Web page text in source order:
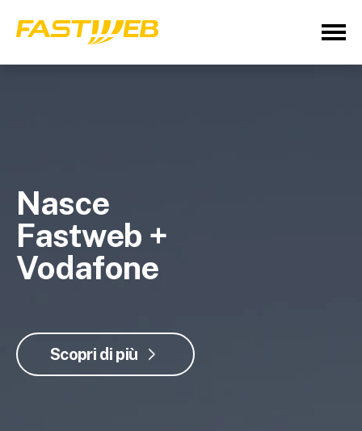
Nasce
Fastweb +
Vodafone
Scopri di più